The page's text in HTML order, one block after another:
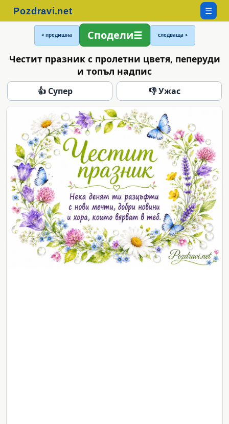
☰
< предишна Сподели следваща >
Честит празник с пролетни цветя, пеперуди
и топъл надпис
👍 Супер 👎 Ужас